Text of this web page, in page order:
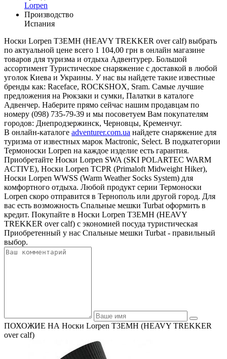
Lorpen
Производство
Испания
Носки Lorpen T3EMH (HEAVY TREKKER over calf) выбрать
по актуальной цене всего 1 104,00 грн в онлайн магазине
товаров для туризма и отдыха Адвентурер. Большой
ассортимент Туристическое снаряжение с доставкой в любой
уголок Киева и Украины. У нас вы найдете такие известные
бренды как: Raceface, ROCKSHOX, Sram. Самые лучшие
предложения на Рюкзаки и сумки, Палатки в каталоге
Адвенчер. Наберите прямо сейчас нашим продавцам по
номеру (098) 735-79-39 и мы посоветуем Вам покупателям
городов: Днепродзержинск, Черновцы, Кременчуг.
В онлайн-каталоге adventurer.com.ua найдете снаряжение для
туризма от известных марок Mactronic, Select. В подкатегории
Термоноски Lorpen на каждое изделие есть гарантия.
Приобретайте Носки Lorpen SWA (SKI POLARTEC WARM
ACTIVE), Носки Lorpen TCPR (Primaloft Midweight Hiker),
Носки Lorpen WWSS (Warm Weather Socks System) для
комфортного отдыха. Любой продукт серии Термоноски
Lorpen скоро отправится в Тернополь или другой город. Для
вас есть возможность Спальные мешки Turbat оформить в
кредит. Покупайте в Носки Lorpen T3EMH (HEAVY
TREKKER over calf) с экономией посуда туристическая
Приобретенный у нас Спальные мешки Turbat - правильный
выбор.
ПОХОЖИЕ НА Носки Lorpen T3EMH (HEAVY TREKKER
over calf)